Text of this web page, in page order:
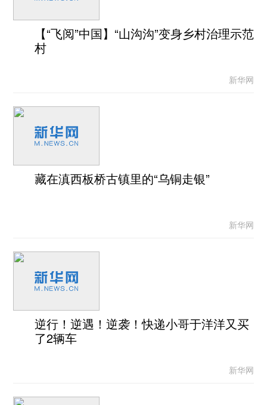
【“飞阅”中国】“山沟沟”变身乡村治理示范
村
新华网
藏在滇西板桥古镇里的“乌铜走银”
新华网
逆行！逆遇！逆袭！快递小哥于洋洋又买
了2辆车
新华网